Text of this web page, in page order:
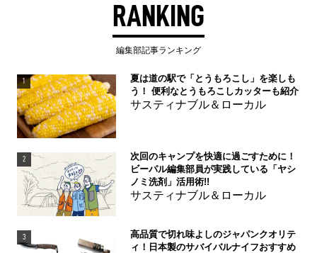
RANKING
編集部記事ランキング
1
夏は道の駅で「とうもろこし」を楽しも
う！ 便利なとうもろこしカッターも紹介
サスティナブル＆ローカル
2
次回のキャンプを快適に過ごすために！
ビーパル編集部員が実践している「ヤシ
ノミ洗剤」活用術!!
サスティナブル＆ローカル
3
高品質で切れ味よしのジャパンクオリテ
ィ！日本製のサバイバルナイフおすすめ